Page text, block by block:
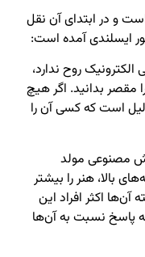
شده است و در ابتدای آن نقل
روح ندارد،
مقصر بدانید. اگر هیچ
است که کسی آن را
مصنوعی مولد
بالا، هنر را بیشتر
اکثر افراد این
پاسخ نسبت به آن‌ها